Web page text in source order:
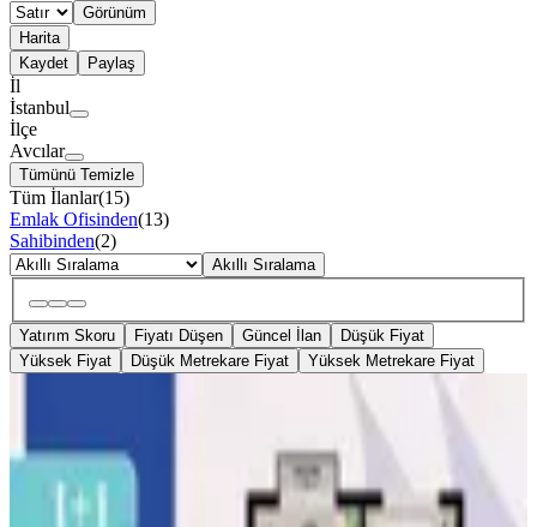
Görünüm
Harita
Kaydet
Paylaş
İl
İstanbul
İlçe
Avcılar
Tümünü Temizle
Tüm İlanlar(15)
Emlak Ofisinden(13)
Sahibinden(2)
Akıllı Sıralama
Yatırım Skoru Fiyatı Düşen Güncel İlan
Düşük Fiyat
Yüksek Fiyat
Düşük Metrekare Fiyat Yüksek Metrekare Fiyat
Fuzul Topraktan Satılık 1+1 Borçsuz
Avcılar, Tahtakale Mahallesi
37.755/m² ·27.07.2026